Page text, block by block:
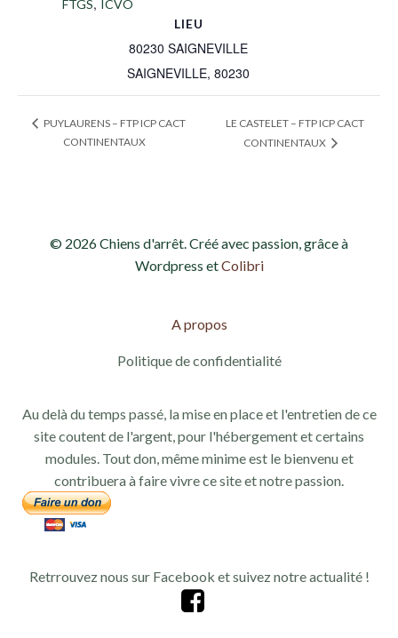
FTGS, ICVO
LIEU
80230 SAIGNEVILLE
SAIGNEVILLE, 80230
PUYLAURENS – FTP ICP CACT
CONTINENTAUX
LE CASTELET – FTP ICP CACT
CONTINENTAUX
© 2026 Chiens d'arrêt. Créé avec passion, grâce à
Wordpress etColibri
A propos
Politique de confidentialité
Au delà du temps passé, la mise en place et l'entretien de ce
site coutent de l'argent, pour l'hébergement et certains
modules. Tout don, même minime est le bienvenu et
contribuera à faire vivre ce site et notre passion.
Retrrouvez nous sur Facebook et suivez notre actualité !